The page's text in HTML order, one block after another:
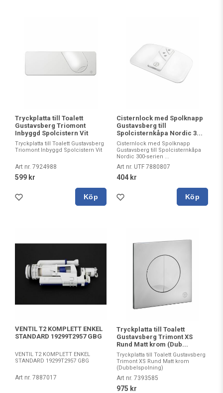
Tryckplatta till Toalett
Gustavsberg Triomont
Inbyggd Spolcistern Vit
Tryckplatta till Toalett Gustavsberg
Triomont Inbyggd Spolcistern Vit
Art nr. 7924988
599 kr
Köp
Cisternlock med Spolknapp
Gustavsberg till
Spolcisternkåpa Nordic 3...
Cisternlock med Spolknapp
Gustavsberg till Spolcisternkåpa
Nordic 300-serien ...
Art nr. UTF 7880807
404 kr
Köp
VENTIL T2 KOMPLETT ENKEL
STANDARD 19299T2957 GBG
VENTIL T2 KOMPLETT ENKEL
STANDARD 19299T2957 GBG
Art nr. 7887017
Tryckplatta till Toalett
Gustavsberg Trimont XS
Rund Matt krom (Dub...
Tryckplatta till Toalett Gustavsberg
Trimont XS Rund Matt krom
(Dubbelspolning)
Art nr. 7393585
975 kr